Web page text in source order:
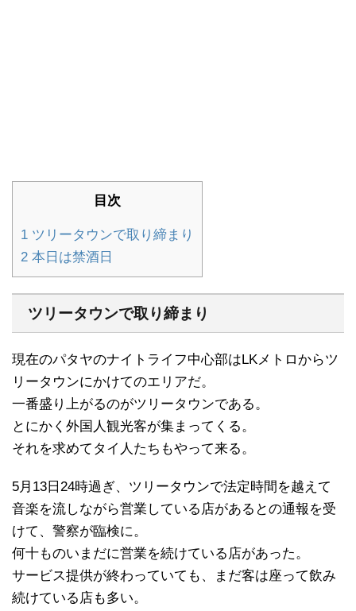
目次
1 ツリータウンで取り締まり
2 本日は禁酒日
ツリータウンで取り締まり
現在のパタヤのナイトライフ中心部はLKメトロからツ
リータウンにかけてのエリアだ。
一番盛り上がるのがツリータウンである。
とにかく外国人観光客が集まってくる。
それを求めてタイ人たちもやって来る。
5月13日24時過ぎ、ツリータウンで法定時間を越えて
音楽を流しながら営業している店があるとの通報を受
けて、警察が臨検に。
何十ものいまだに営業を続けている店があった。
サービス提供が終わっていても、まだ客は座って飲み
続けている店も多い。